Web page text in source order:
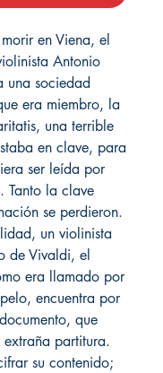
en Viena, el
Antonio
una sociedad
era miembro, la
una terrible
en clave, para
ser leída por
Tanto la clave
se perdieron.
un violinista
de Vivaldi, el
era llamado por
encuentra por
que
extraña partitura.
su contenido;